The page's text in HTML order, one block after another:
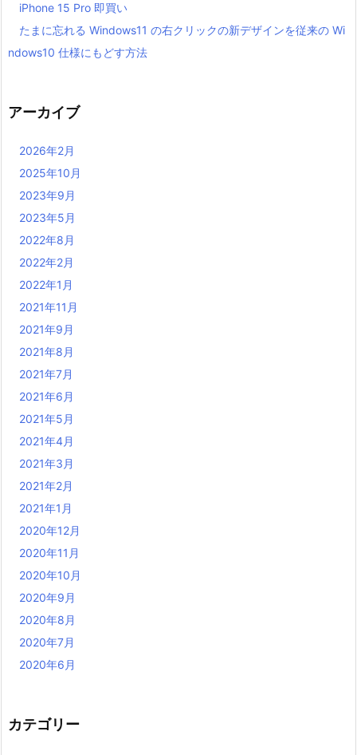
iPhone 15 Pro 即買い
たまに忘れる Windows11 の右クリックの新デザインを従来の Wi
ndows10 仕様にもどす方法
アーカイブ
2026年2月
2025年10月
2023年9月
2023年5月
2022年8月
2022年2月
2022年1月
2021年11月
2021年9月
2021年8月
2021年7月
2021年6月
2021年5月
2021年4月
2021年3月
2021年2月
2021年1月
2020年12月
2020年11月
2020年10月
2020年9月
2020年8月
2020年7月
2020年6月
カテゴリー